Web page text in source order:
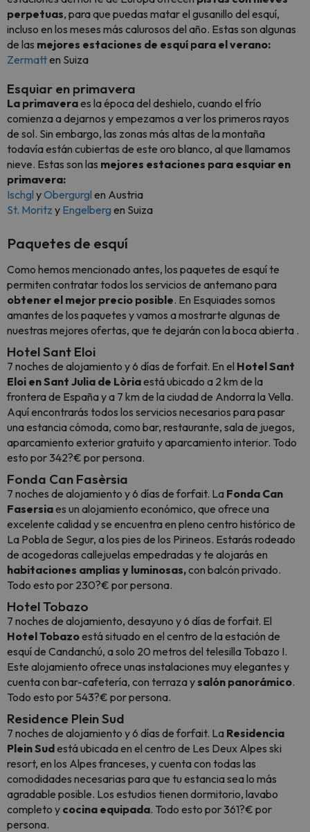
perpetuas, para que puedas matar el gusanillo del esquí,
incluso en los meses más calurosos del año. Estas son algunas
de las mejores estaciones de esquí para el verano:
Zermatten Suiza
Esquiar en primavera
La primaveraes la época del deshielo, cuando el frío
comienza a dejarnos y empezamos a ver los primeros rayos
de sol. Sin embargo, las zonas más altas de la montaña
todavía están cubiertas de este oro blanco, al que llamamos
nieve. Estas son las mejores estaciones para esquiar en
primavera:
Ischgl yObergurgl en Austria
St. Moritz y Engelberg en Suiza
Paquetes de esquí
Como hemos mencionado antes, los paquetes de esquí te
permiten contratar todos los servicios de antemano para
obtener el mejor precio posible. En Esquiades somos
amantes de los paquetes y vamos a mostrarte algunas de
nuestras mejores ofertas, que te dejarán con la boca abierta .
Hotel Sant Eloi
7 noches de alojamiento y 6 días de forfait. En el Hotel Sant
Eloi en Sant Julia de Lòriaestá ubicado a 2 km de la
frontera de España y a 7 km de la ciudad de Andorra la Vella.
Aquí encontrarás todos los servicios necesarios para pasar
una estancia cómoda, como bar, restaurante, sala de juegos,
aparcamiento exterior gratuito y aparcamiento interior. Todo
esto por 342?€ por persona.
Fonda Can Fasèrsia
7 noches de alojamiento y 6 días de forfait. La Fonda Can
Fasersiaes un alojamiento económico, que ofrece una
excelente calidad y se encuentra en pleno centro histórico de
La Pobla de Segur, a los pies de los Pirineos. Estarás rodeado
de acogedoras callejuelas empedradas y te alojarás en
habitaciones amplias y luminosas,con balcón privado.
Todo esto por 230?€ por persona.
Hotel Tobazo
7 noches de alojamiento, desayuno y 6 días de forfait. El
Hotel Tobazoestá situado en el centro de la estación de
esquí de Candanchú, a solo 20 metros del telesilla Tobazo I.
Este alojamiento ofrece unas instalaciones muy elegantes y
cuenta con bar-cafetería, con terraza ysalón panorámico.
Todo esto por 543?€ por persona.
Residence Plein Sud
7 noches de alojamiento y 6 días de forfait. La Residencia
Plein Sudestá ubicada en el centro de Les Deux Alpes ski
resort, en los Alpes franceses, y cuenta con todas las
comodidades necesarias para que tu estancia sea lo más
agradable posible. Los estudios tienen dormitorio, lavabo
completo y cocina equipada. Todo esto por 361?€ por
persona.